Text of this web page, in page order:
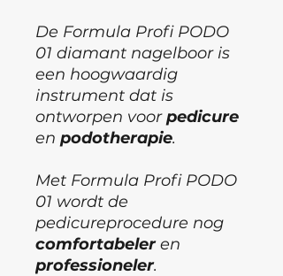
De Formula Profi PODO
01 diamant nagelboor is
een hoogwaardig
instrument dat is
ontworpen voorpedicure
en podotherapie.
Met Formula Profi PODO
01 wordt de
pedicureprocedure nog
comfortabeleren
professioneler.